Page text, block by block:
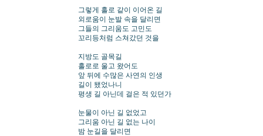
그렇게 홀로 같이 이어온 길
외로움이 눈발 속을 달리면
그들의 그리움도 고민도
꼬리등처럼 스쳐갔던 것을
지방도 골목길
홀로로 울고 왔어도
앞 뒤에 수많은 사연의 인생
길이 됐었나니
평생 길 아닌데 걸은 적 있던가
눈물이 아닌 길 없었고
그리움 아닌 길 없는 나이
밤 눈길을 달리면